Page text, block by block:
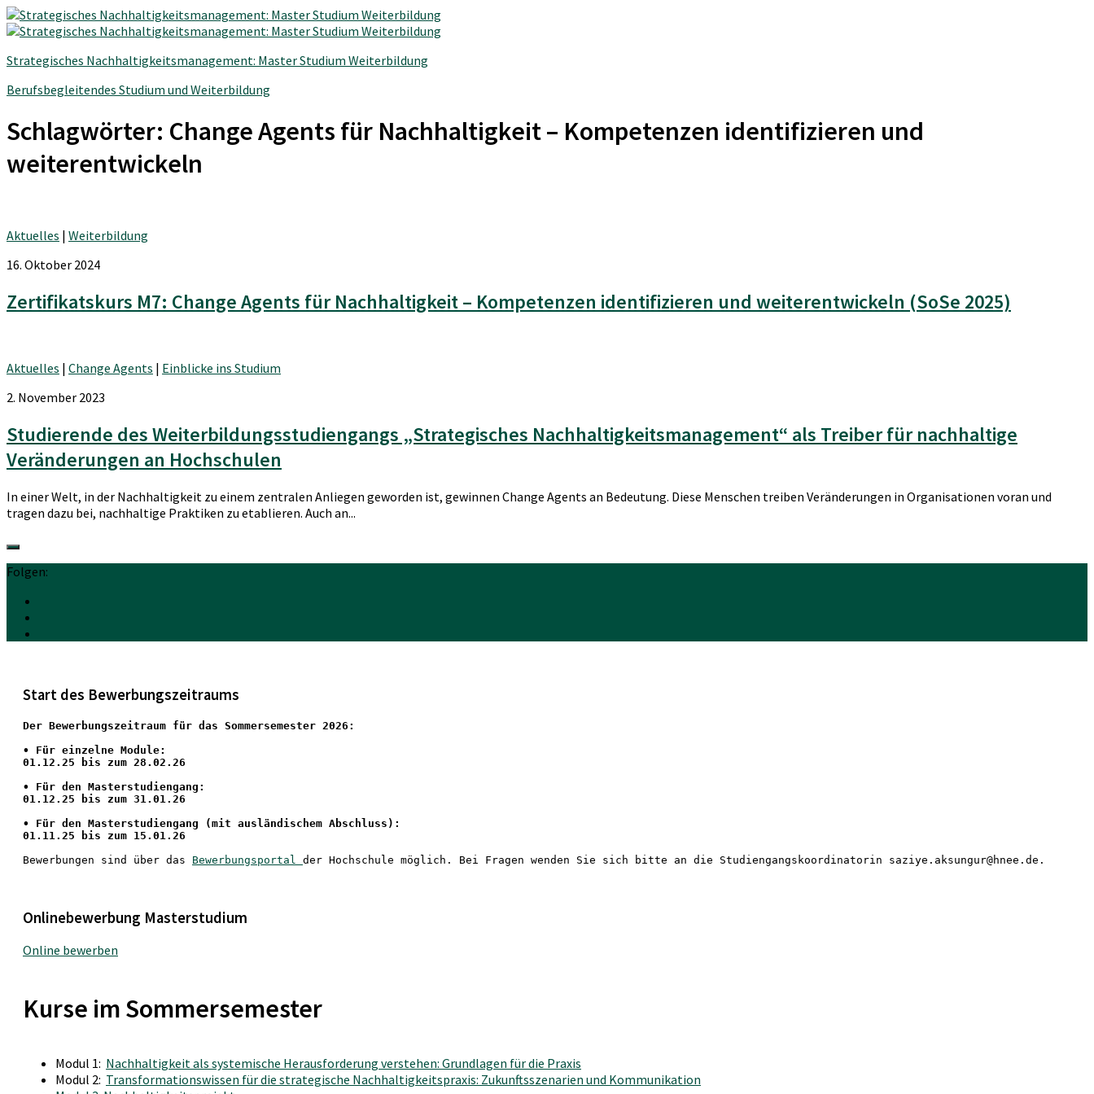
Strategisches Nachhaltigkeitsmanagement: Master Studium Weiterbildung
Berufsbegleitendes Studium und Weiterbildung
Schlagwörter: Change Agents für Nachhaltigkeit – Kompetenzen identifizieren und
weiterentwickeln
Aktuelles | Weiterbildung
16. Oktober 2024
Zertifikatskurs M7: Change Agents für Nachhaltigkeit – Kompetenzen identifizieren und weiterentwickeln (SoSe 2025)
Aktuelles | Change Agents | Einblicke ins Studium
2. November 2023
Studierende des Weiterbildungsstudiengangs „Strategisches Nachhaltigkeitsmanagement“ als Treiber für nachhaltige
Veränderungen an Hochschulen
In einer Welt, in der Nachhaltigkeit zu einem zentralen Anliegen geworden ist, gewinnen Change Agents an Bedeutung. Diese Menschen treiben Veränderungen in Organisationen voran und
tragen dazu bei, nachhaltige Praktiken zu etablieren. Auch an...
Folgen:
Start des Bewerbungszeitraums
Der Bewerbungszeitraum für das Sommersemester 2026:
• Für einzelne Module:
01.12.25 bis zum 28.02.26
• Für den Masterstudiengang:
01.12.25 bis zum 31.01.26
• Für den Masterstudiengang (mit ausländischem Abschluss):
01.11.25 bis zum 15.01.26
Bewerbungen sind über das Bewerbungsportal der Hochschule möglich. Bei Fragen wenden Sie sich bitte an die Studiengangskoordinatorin saziye.aksungur@hnee.de.
Onlinebewerbung Masterstudium
Online bewerben
Kurse im Sommersemester
Modul 1: Nachhaltigkeit als systemische Herausforderung verstehen: Grundlagen für die Praxis
Modul 2: Transformationswissen für die strategische Nachhaltigkeitspraxis: Zukunftsszenarien und Kommunikation